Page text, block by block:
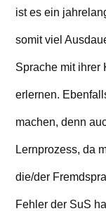
ist es ein
somit viel
Sprache mit ihrer
erlernen.
machen, denn
Lernprozess, da
die/der
Fehler der SuS